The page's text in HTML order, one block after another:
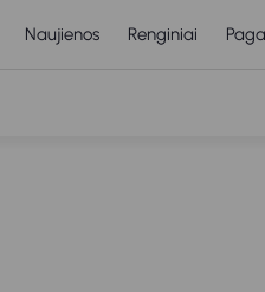
Naujienos Renginiai